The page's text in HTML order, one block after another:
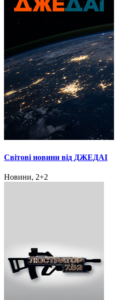
Світові новини від ДЖЕДАІ
Новини, 2+2